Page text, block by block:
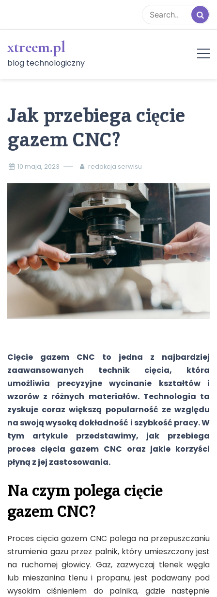
content
xtreem.pl
blog technologiczny
Jak przebiega cięcie
gazem CNC?
10 maja, 2023 redakcja serwisu
Cięcie gazem CNC to jedna z najbardziej
zaawansowanych technik cięcia, która
umożliwia precyzyjne wycinanie kształtów i
wzorów z różnych materiałów. Technologia ta
zyskuje coraz większą popularność ze względu
na swoją wysoką dokładność i szybkość pracy. W
tym artykule przedstawimy, jak przebiega
proces cięcia gazem CNC oraz jakie korzyści
płyną z jej zastosowania.
Na czym polega cięcie
gazem CNC?
Proces cięcia gazem CNC polega na przepuszczaniu
strumienia gazu przez palnik, który umieszczony jest
na ruchomej głowicy. Gaz, zazwyczaj tlenek węgla
lub mieszanina tlenu i propanu, jest podawany pod
wysokim ciśnieniem do palnika, gdzie następnie